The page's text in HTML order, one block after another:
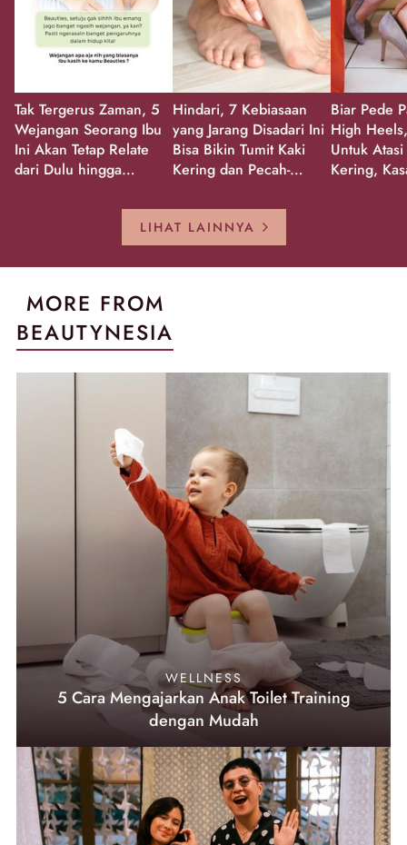
Tak Tergerus Zaman, 5
Wejangan Seorang Ibu
Ini Akan Tetap Relate
dari Dulu hingga
Hindari, 7 Kebiasaan
yang Jarang Disadari Ini
Bisa Bikin Tumit Kaki
Kering dan Pecah-
Biar Pede
High
Untuk
Kering,
LIHAT LAINNYA
MORE FROM
BEAUTYNESIA
WELLNESS
5 Cara Mengajarkan Anak Toilet Training
dengan Mudah